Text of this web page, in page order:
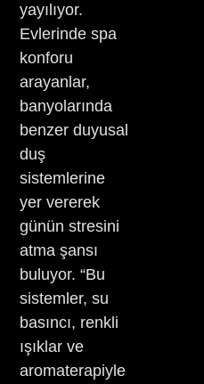
yayılıyor.
Evlerinde spa
konforu
arayanlar,
banyolarında
benzer duyusal
duş
sistemlerine
yer vererek
günün stresini
atma şansı
buluyor. “Bu
sistemler, su
basıncı, renkli
ışıklar ve
aromaterapiyle